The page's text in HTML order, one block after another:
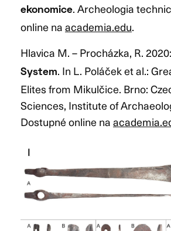
ekonomice. Archeologia
online naacademia.edu.
Hlavica M. – Procházka, R. 2020:
System. In L. Poláček et al.:
Elites from Mikulčice. Brno:
Sciences, Institute of
Dostupné online na